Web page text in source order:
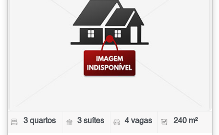
3 quartos 3 suítes 4 vagas 240 m²